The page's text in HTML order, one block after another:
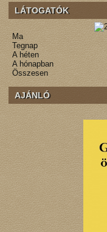
LÁTOGATÓK
Ma
Tegnap
A héten
A hónapban
Összesen
AJÁNLÓ